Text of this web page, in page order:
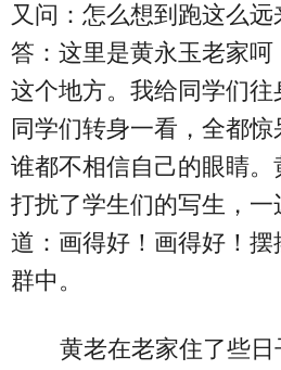
又问：怎么想到跑这么
答：这里是黄永玉老家呵
这个地方。我给同学们往
同学们转身一看，全都惊
谁都不相信自己的眼睛
打扰了学生们的写生，
道：画得好！画得好！摆
群中。
黄老在老家住了些日